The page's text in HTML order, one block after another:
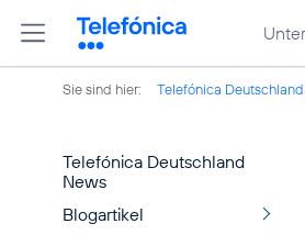
Sie sind hier: Telefónica Deutschland
Telefónica Deutschland
News
Blogartikel